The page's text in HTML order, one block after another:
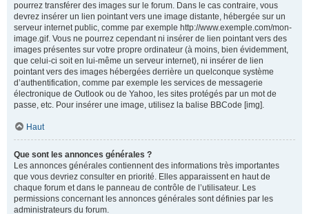
pourrez transférer des images sur le forum. Dans le cas contraire, vous
devrez insérer un lien pointant vers une image distante, hébergée sur un
serveur internet public, comme par exemple http://www.exemple.com/mon-
image.gif. Vous ne pourrez cependant ni insérer de lien pointant vers des
images présentes sur votre propre ordinateur (à moins, bien évidemment,
que celui-ci soit en lui-même un serveur internet), ni insérer de lien
pointant vers des images hébergées derrière un quelconque système
d’authentification, comme par exemple les services de messagerie
électronique de Outlook ou de Yahoo, les sites protégés par un mot de
passe, etc. Pour insérer une image, utilisez la balise BBCode [img].
Haut
Que sont les annonces générales ?
Les annonces générales contiennent des informations très importantes
que vous devriez consulter en priorité. Elles apparaissent en haut de
chaque forum et dans le panneau de contrôle de l’utilisateur. Les
permissions concernant les annonces générales sont définies par les
administrateurs du forum.